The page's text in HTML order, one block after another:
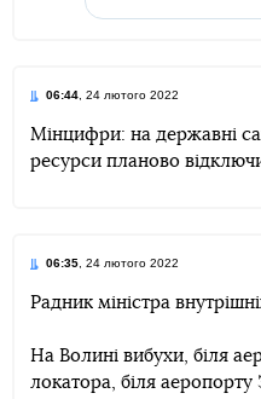
06:44, 24 лютого 2022
Мінцифри: на державні
ресурси планово
06:35, 24 лютого 2022
Радник міністра
На Волині вибухи, біля
локатора, біля